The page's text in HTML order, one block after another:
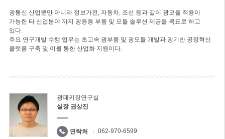
광통신 산업뿐만 아니라 정보가전, 자동차, 조선 등과 같이 광모듈 적용이
가능한 타 산업분야 까지 광응용 부품 및 모듈 솔루션 제공을 목표로 하고
있다.
주요 연구개발 수행 업무는 초고속 광부품 및 광모듈 개발과 광기반 공정혁신
플랫폼 구축 및 이를 통한 산업화 지원이다.
광패키징연구실
실장 권상진
연락처 062-970-6599